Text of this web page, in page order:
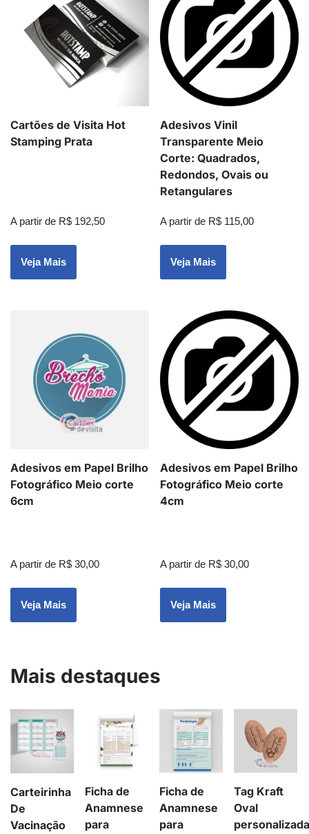
Cartões de Visita Hot
Stamping Prata
A partir de R$ 192,50
Veja Mais
Adesivos Vinil
Transparente Meio
Corte: Quadrados,
Redondos, Ovais ou
Retangulares
A partir de R$ 115,00
Veja Mais
Adesivos em Papel Brilho
Fotográfico Meio corte
6cm
A partir de R$ 30,00
Veja Mais
Adesivos em Papel Brilho
Fotográfico Meio corte
4cm
A partir de R$ 30,00
Veja Mais
Mais destaques
Carteirinha
De
Vacinação
Ficha de
Anamnese
para
Ficha de
Anamnese
para
Tag Kraft
Oval